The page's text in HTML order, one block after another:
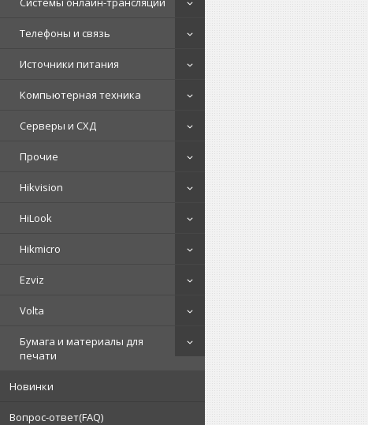
Телефоны и связь
Источники питания
Компьютерная техника
Серверы и СХД
Прочие
Hikvision
HiLook
Hikmicro
Ezviz
Volta
Бумага и материалы для
печати
Новинки
Вопрос-ответ(FAQ)